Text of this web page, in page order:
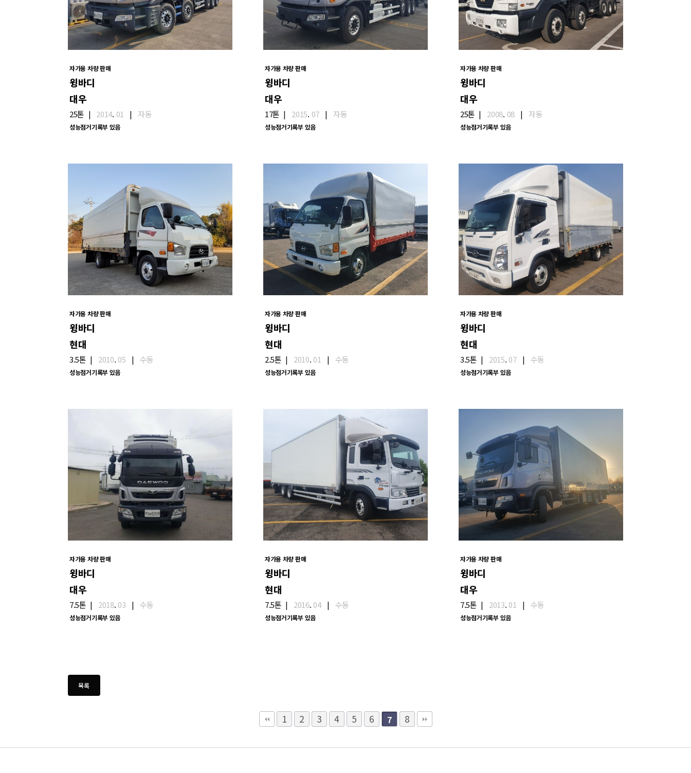
자가용 차량 판매
윙바디
대우
25톤 | 2014. 01 | 자동
성능점거기록부 있음
자가용 차량 판매
윙바디
대우
17톤 | 2015. 07| 자동
성능점거기록부 있음
자가용 차량 판매
윙바디
대우
25톤 | 2008. 08| 자동
성능점거기록부 있음
자가용 차량 판매
윙바디
현대
3.5톤 | 2010. 05 | 수동
성능점거기록부 있음
자가용 차량 판매
윙바디
현대
2.5톤 | 2010. 01 | 수동
성능점거기록부 있음
자가용 차량 판매
윙바디
현대
3.5톤 | 2015. 07| 수동
성능점거기록부 있음
자가용 차량 판매
윙바디
대우
7.5톤 | 2018. 03 | 수동
성능점거기록부 있음
자가용 차량 판매
윙바디
현대
7.5톤 | 2016. 04| 수동
성능점거기록부 있음
자가용 차량 판매
윙바디
대우
7.5톤 | 2013. 01 | 수동
성능점거기록부 있음
1 2 3 4 5 6 7 8